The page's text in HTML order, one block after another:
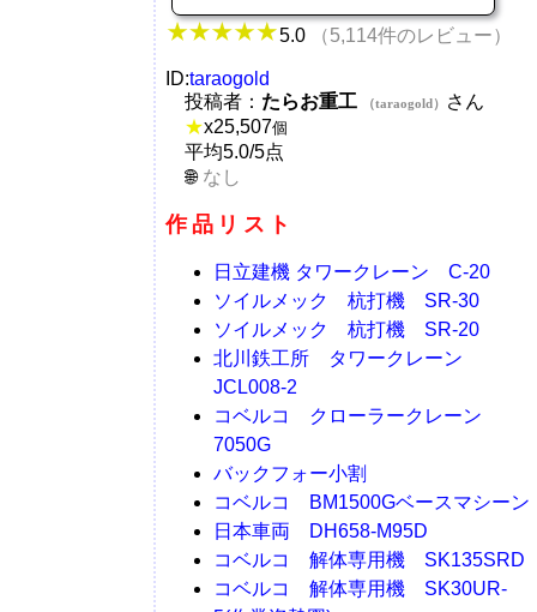
5.0 （5,114件のレビュー）
ID:taraogold
投稿者： たらお重工 （taraogold）
さん
★x25,507個
平均5.0/5点
なし
作品リスト
日立建機 タワークレーン C-20
ソイルメック 杭打機 SR-30
ソイルメック 杭打機 SR-20
北川鉄工所 タワークレーン
JCL008-2
コベルコ クローラークレーン
7050G
バックフォー小割
コベルコ BM1500Gベースマシーン
日本車両 DH658-M95D
コベルコ 解体専用機 SK135SRD
コベルコ 解体専用機 SK30UR-